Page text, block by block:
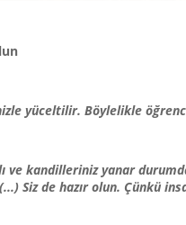
yüceltilir. Böylelikle
ve kandilleriniz yanar
Siz de hazır olun. Çünkü